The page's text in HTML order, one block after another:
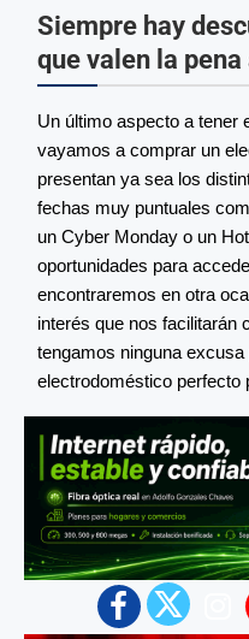
Siempre hay
que valen la
Un último aspecto a tener
vayamos a comprar un
presentan ya sea los
fechas muy puntuales
un Cyber Monday o un
oportunidades para
encontraremos en otra
interés que nos facilitarán
tengamos ninguna
electrodoméstico perfecto